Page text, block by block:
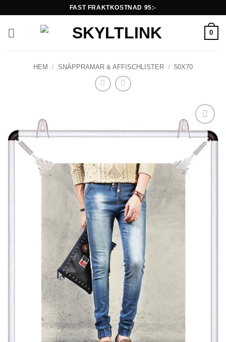
content
FAST FRAKTKOSTNAD 95:-
0
HEM / SNÄPPRAMAR & AFFISCHLISTER / 50X70
Lägg till i
önskelistan